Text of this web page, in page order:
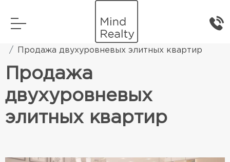
Городская недвижимость
Продажа двухуровневых элитных квартир
Продажа
двухуровневых
элитных квартир